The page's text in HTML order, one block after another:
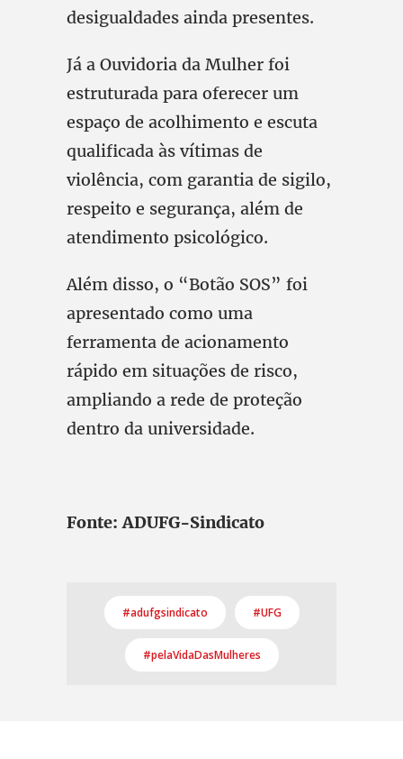
desigualdades ainda presentes.
Já a Ouvidoria da Mulher foi
estruturada para oferecer um
espaço de acolhimento e escuta
qualificada às vítimas de
violência, com garantia de sigilo,
respeito e segurança, além de
atendimento psicológico.
Além disso, o “Botão SOS” foi
apresentado como uma
ferramenta de acionamento
rápido em situações de risco,
ampliando a rede de proteção
dentro da universidade.
Fonte: ADUFG-Sindicato
#adufgsindicato #UFG
#pelaVidaDasMulheres